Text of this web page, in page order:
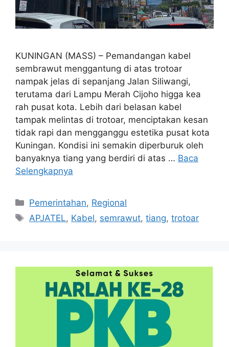
KUNINGAN (MASS) – Pemandangan kabel
sembrawut menggantung di atas trotoar
nampak jelas di sepanjang Jalan Siliwangi,
terutama dari Lampu Merah Cijoho higga kea
rah pusat kota. Lebih dari belasan kabel
tampak melintas di trotoar, menciptakan kesan
tidak rapi dan mengganggu estetika pusat kota
Kuningan. Kondisi ini semakin diperburuk oleh
banyaknya tiang yang berdiri di atas … Baca
Selengkapnya
Kategori
Pemerintahan, Regional
Tag
APJATEL, Kabel, semrawut,tiang,trotoar